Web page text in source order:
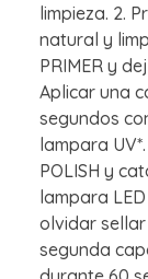
limpieza. 2.
natural y
PRIMER y
Aplicar una
segundos
lampara
POLISH y
lampara
olvidar
segunda